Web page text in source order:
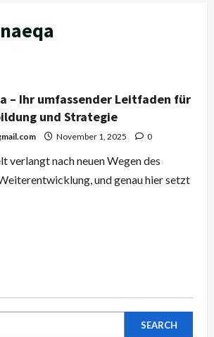
– Ihr umfassender Leitfaden für
und Strategie
November 1, 2025 0
verlangt nach neuen Wegen des
und genau hier setzt
SEARCH